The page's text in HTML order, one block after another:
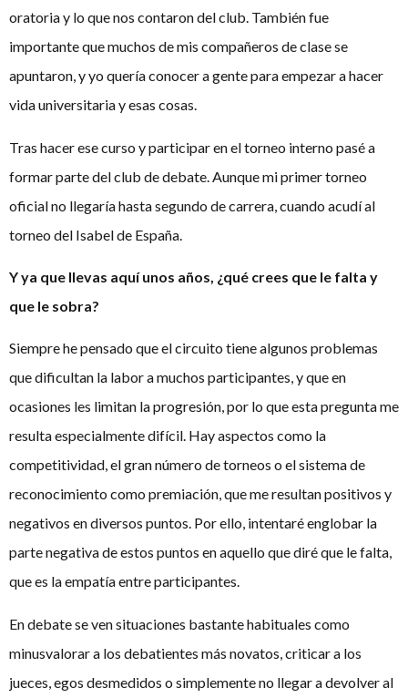
oratoria y lo que nos contaron del club. También fue
importante que muchos de mis compañeros de clase se
apuntaron, y yo quería conocer a gente para empezar a hacer
vida universitaria y esas cosas.
Tras hacer ese curso y participar en el torneo interno pasé a
formar parte del club de debate. Aunque mi primer torneo
oficial no llegaría hasta segundo de carrera, cuando acudí al
torneo del Isabel de España.
Y ya que llevas aquí unos años, ¿qué crees que le falta y
que le sobra?
Siempre he pensado que el circuito tiene algunos problemas
que dificultan la labor a muchos participantes, y que en
ocasiones les limitan la progresión, por lo que esta pregunta me
resulta especialmente difícil. Hay aspectos como la
competitividad, el gran número de torneos o el sistema de
reconocimiento como premiación, que me resultan positivos y
negativos en diversos puntos. Por ello, intentaré englobar la
parte negativa de estos puntos en aquello que diré que le falta,
que es la empatía entre participantes.
En debate se ven situaciones bastante habituales como
minusvalorar a los debatientes más novatos, criticar a los
jueces, egos desmedidos o simplemente no llegar a devolver al